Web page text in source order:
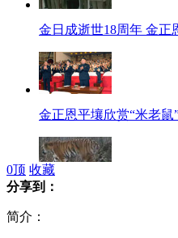
金日成逝世18周年 金正
金正恩平壤欣赏“米老鼠
0顶 收藏
分享到：
简介：